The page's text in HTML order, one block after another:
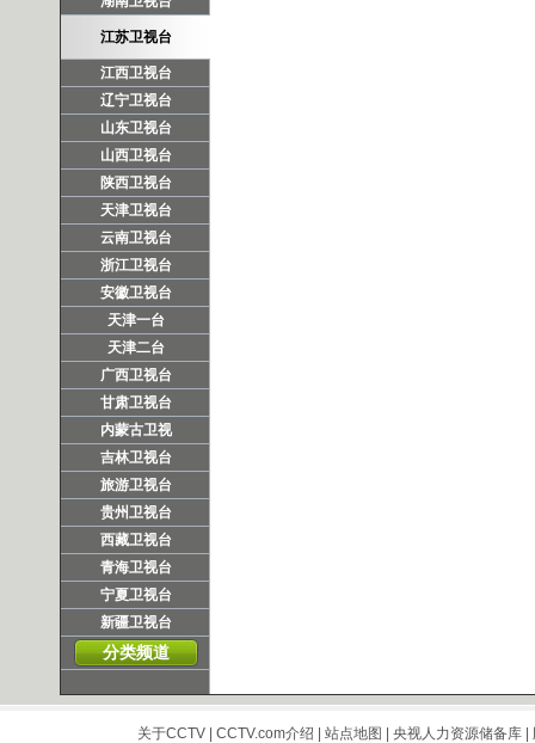
江苏卫视台
江西卫视台
辽宁卫视台
山东卫视台
山西卫视台
陕西卫视台
天津卫视台
云南卫视台
浙江卫视台
安徽卫视台
天津一台
天津二台
广西卫视台
甘肃卫视台
内蒙古卫视
吉林卫视台
旅游卫视台
贵州卫视台
西藏卫视台
青海卫视台
宁夏卫视台
新疆卫视台
分类频道
关于CCTV| CCTV.com介绍 站点地图 央视人力资源储备库|